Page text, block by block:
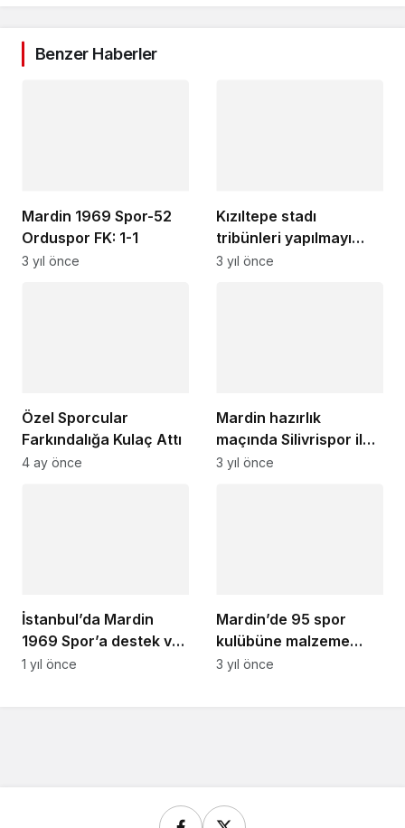
Benzer Haberler
Mardin 1969 Spor-52
Orduspor FK: 1-1
3 yıl önce
Kızıltepe stadı
tribünleri yapılmayı
bekliyor!
3 yıl önce
Özel Sporcular
Farkındalığa Kulaç Attı
4 ay önce
Mardin hazırlık
maçında Silivrispor ile
2-2 berabere kaldı
3 yıl önce
İstanbul’da Mardin
1969 Spor’a destek ve
dayanışma gecesi
1 yıl önce
Mardin’de 95 spor
kulübüne malzeme
desteği verildi
3 yıl önce